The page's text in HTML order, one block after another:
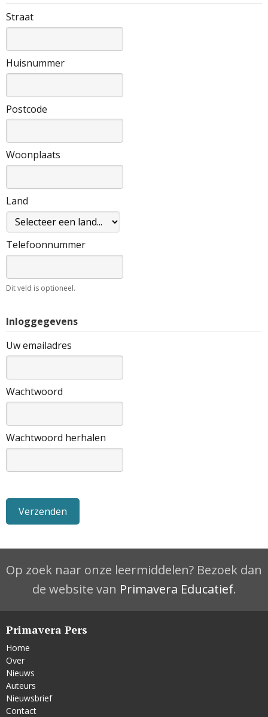
Straat
Huisnummer
Postcode
Woonplaats
Land
Telefoonnummer
Dit veld is optioneel.
Inloggegevens
Uw emailadres
Wachtwoord
Wachtwoord herhalen
Op zoek naar onze leermiddelen? Bezoek dan
de website van Primavera Educatief.
Primavera Pers
Home
Over
Nieuws
Auteurs
Nieuwsbrief
Contact